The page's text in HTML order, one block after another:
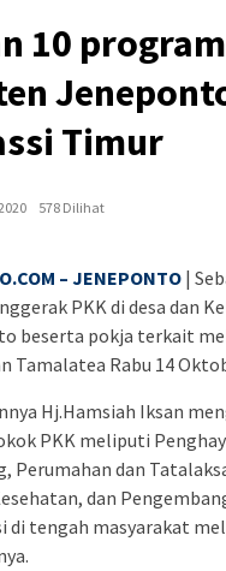
10
Timur
578 Dilihat
– JENEPONTO |
PKK di desa dan
beserta pokja terkait
Tamalatea Rabu 14
Hj.Hamsiah Iksan
PKK meliputi
Perumahan dan
dan
tengah masyarakat